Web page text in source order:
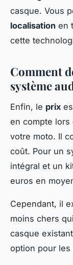
casque. Vous
localisation en
cette
Comment
système
Enfin, le prix
en compte lors
votre moto. Il
coût. Pour un
intégral et un
euros en
Cependant, il
moins chers
casque
option pour les